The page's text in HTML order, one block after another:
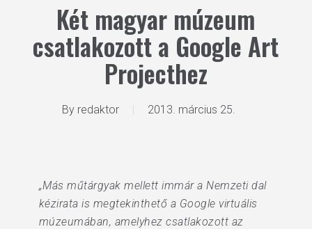
Két magyar múzeum
csatlakozott a Google Art
Projecthez
By redaktor 2013. március 25.
„Más műtárgyak mellett immár a Nemzeti dal
kézirata is megtekinthető a Google virtuális
múzeumában, amelyhez csatlakozott az